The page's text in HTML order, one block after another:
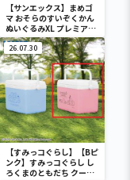
【サンエックス】まめゴ
マ おそらのすいぞくかん
ぬいぐるみXL プレミアム
まめゴマ
26.07.30
【すみっコぐらし】【Bピ
ンク】すみっコぐらし し
ろくまのともだち クーラ